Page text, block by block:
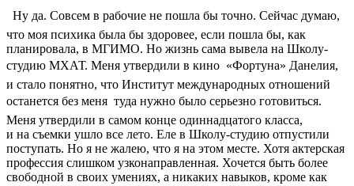
 Ну да. Совсем в рабочие не пошла бы точно. Сейчас думаю,
что моя психика была бы здоровее, если пошла бы, как
планировала, в МГИМО. Но жизнь сама вывела на Школу-
студию МХАТ. Меня утвердили в кино  «Фортуна» Данелия,
и стало понятно, что Институт международных отношений
останется без меня  туда нужно было серьезно готовиться.
Меня утвердили в самом конце одиннадцатого класса,
и на съемки ушло все лето. Еле в Школу-студию отпустили
поступать. Но я не жалею, что я на этом месте. Хотя актерская
профессия слишком узконаправленная. Хочется быть более
свободной в своих умениях, а никаких навыков, кроме как